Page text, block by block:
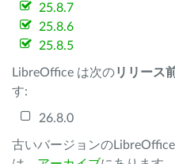
25.8.7
25.8.6
25.8.5
LibreOffice は次のリリース
す:
26.8.0
古いバージョンの